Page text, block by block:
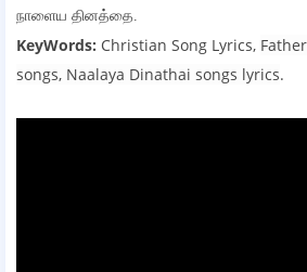
நாளைய தினத்தை.
KeyWords: Christian Song Lyrics,
songs, Naalaya Dinathai songs lyrics.